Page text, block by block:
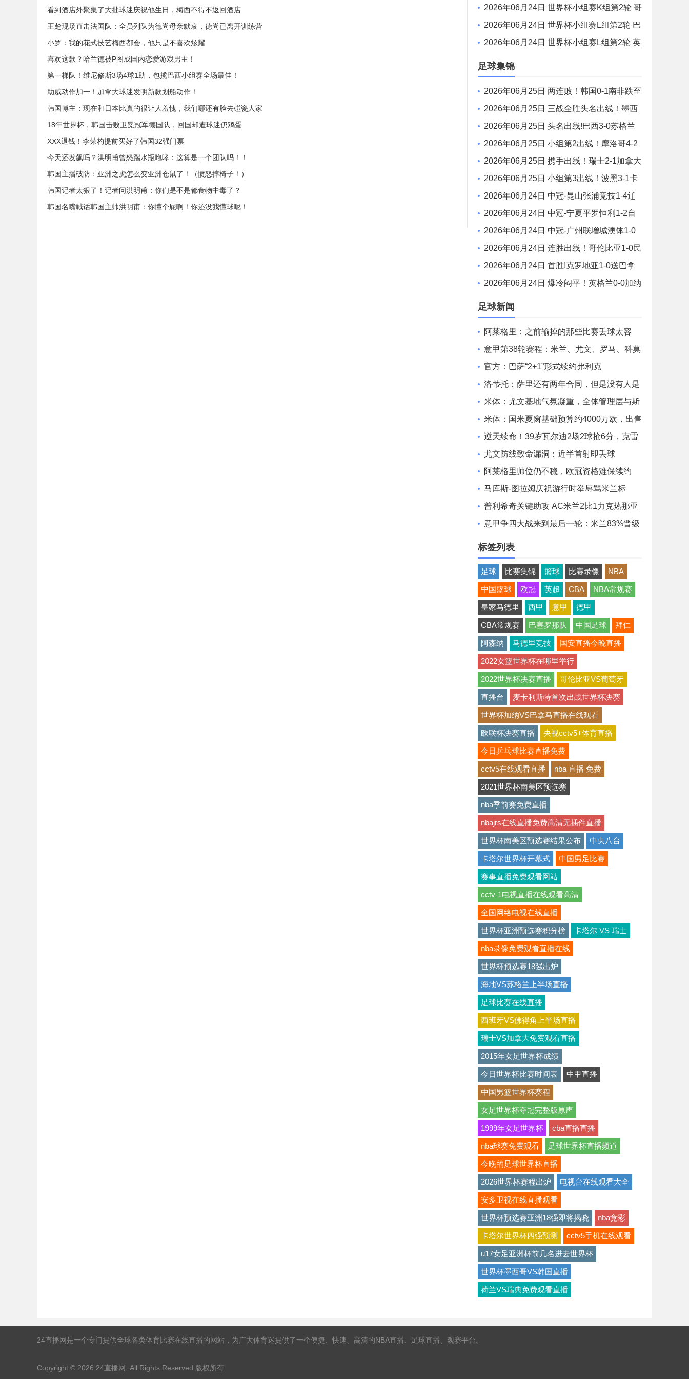
看到酒店外聚集了大批球迷庆祝他生日，梅西不得不返回酒店
王楚现场直击法国队：全员列队为德尚母亲默哀，德尚已离开训练营
小罗：我的花式技艺梅西都会，他只是不喜欢炫耀
喜欢这款？哈兰德被P图成国内恋爱游戏男主！
第一梯队！维尼修斯3场4球1助，包揽巴西小组赛全场最佳！
助威动作加一！加拿大球迷发明新款划船动作！
韩国博主：现在和日本比真的很让人羞愧，我们哪还有脸去碰瓷人家
18年世界杯，韩国击败卫冕冠军德国队，回国却遭球迷仍鸡蛋
XXX退钱！李荣杓提前买好了韩国32强门票
今天还发飙吗？洪明甫曾怒踹水瓶咆哮：这算是一个团队吗！！
韩国主播破防：亚洲之虎怎么变亚洲仓鼠了！（愤怒摔椅子！）
韩国记者太狠了！记者问洪明甫：你们是不是都食物中毒了？
韩国名嘴喊话韩国主帅洪明甫：你懂个屁啊！你还没我懂球呢！
增城澳体 VS 湖北超级先生 全场录像
2026年06月24日 世界杯小组赛K组第2轮 哥
伦比亚vs民主刚果 全场录像
2026年06月24日 世界杯小组赛L组第2轮 巴
拿马vs克罗地亚 全场录像
2026年06月24日 世界杯小组赛L组第2轮 英
格兰vs加纳 全场录像
足球集锦
2026年06月25日 两连败！韩国0-1南非跌至
小组第3 马塞科制胜南非小组第2出线
2026年06月25日 三战全胜头名出线！墨西
哥3-0捷克 40岁奥乔亚登场 捷克小组出局
2026年06月25日 头名出线!巴西3-0苏格兰
维尼修斯双响库尼亚破门 内马尔替补登场
2026年06月25日 小组第2出线！摩洛哥4-2
海地 赛巴里连续3场破门伊西多尔世界波
2026年06月25日 携手出线！瑞士2-1加拿大
头名晋级 曼赞比传射巴尔加斯破门
2026年06月25日 小组第3出线！波黑3-1卡
塔尔 40岁哲科造对手乌龙卡塔尔小组出局
2026年06月24日 中冠-昆山张浦竞技1-4辽
宁盛京新锐 批尔卡尼梅开二度
2026年06月24日 中冠-宁夏平罗恒利1-2自
贡弘祥电碳 季传杰读秒绝杀
2026年06月24日 中冠-广州联增城澳体1-0
湖北超级先生 莫汝恒破门
2026年06月24日 连胜出线！哥伦比亚1-0民
主刚果 末轮战葡萄牙争榜首穆尼奥斯制胜
2026年06月24日 首胜!克罗地亚1-0送巴拿
马连败出局 布迪米尔制胜魔笛200场里程碑
2026年06月24日 爆冷闷平！英格兰0-0加纳
奥赖利中框凯恩错失绝杀英格兰19射3正
足球新闻
阿莱格里：之前输掉的那些比赛丢球太容
易，根本不像我们
意甲第38轮赛程：米兰、尤文、罗马、科莫
的比赛将在5月25日02:45开球
官方：巴萨“2+1”形式续约弗利克
洛蒂托：萨里还有两年合同，但是没有人是
不可或缺的
米体：尤文基地气氛凝重，全体管理层与斯
帕莱蒂现身训练场
米体：国米夏窗基础预算约4000万欧，出售
球员后可超8000万欧
逆天续命！39岁瓦尔迪2场2球抢6分，克雷
莫内塞1分之差末轮决生死
尤文防线致命漏洞：近半首射即丢球
阿莱格里帅位仍不稳，欧冠资格难保续约
马库斯-图拉姆庆祝游行时举辱骂米兰标
语，被足协调查
普利希奇关键助攻 AC米兰2比1力克热那亚
意甲争四大战来到最后一轮：米兰83%晋级
率，末轮胜平即把握命运
标签列表
足球 比赛集锦 篮球 比赛录像 NBA
中国篮球 欧冠 英超 CBA NBA常规赛
皇家马德里 西甲 意甲 德甲
CBA常规赛 巴塞罗那队 中国足球 拜仁
阿森纳 马德里竞技 国安直播今晚直播
2022女篮世界杯在哪里举行
2022世界杯决赛直播 哥伦比亚VS葡萄牙
直播台 麦卡利斯特首次出战世界杯决赛
世界杯加纳VS巴拿马直播在线观看
欧联杯决赛直播 央视cctv5+体育直播
今日乒乓球比赛直播免费
cctv5在线观看直播 nba 直播 免费
2021世界杯南美区预选赛
nba季前赛免费直播
nbajrs在线直播免费高清无插件直播
世界杯南美区预选赛结果公布 中央八台
卡塔尔世界杯开幕式 中国男足比赛
赛事直播免费观看网站
cctv-1电视直播在线观看高清
全国网络电视在线直播
世界杯亚洲预选赛积分榜 卡塔尔 VS 瑞士
nba录像免费观看直播在线
世界杯预选赛18强出炉
海地VS苏格兰上半场直播
足球比赛在线直播
西班牙VS佛得角上半场直播
瑞士VS加拿大免费观看直播
2015年女足世界杯成绩
今日世界杯比赛时间表 中甲直播
中国男篮世界杯赛程
女足世界杯夺冠完整版原声
1999年女足世界杯 cba直播直播
nba球赛免费观看 足球世界杯直播频道
今晚的足球世界杯直播
2026世界杯赛程出炉 电视台在线观看大全
安多卫视在线直播观看
世界杯预选赛亚洲18强即将揭晓 nba竞彩
卡塔尔世界杯四强预测 cctv5手机在线观看
u17女足亚洲杯前几名进去世界杯
世界杯墨西哥VS韩国直播
荷兰VS瑞典免费观看直播
24直播网是一个专门提供全球各类体育比赛在线直播的网站，为广大体育迷提供了一个便捷、快速、高清的NBA直播、足球直播、观赛平台。
Copyright © 2026 24直播网 . All Rights Reserved 版权所有